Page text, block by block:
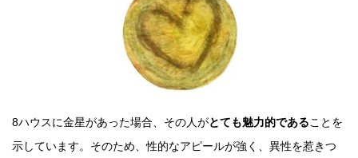
8ハウスに金星があった場合、その人がとても魅力的であることを
示しています。そのため、性的なアピールが強く、異性を惹きつ